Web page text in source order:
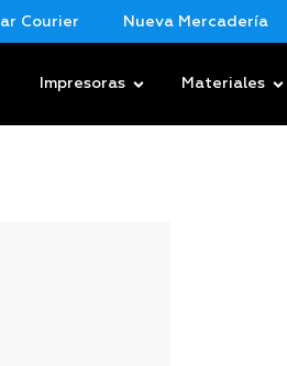
Nueva Mercadería
Impresoras Materiales